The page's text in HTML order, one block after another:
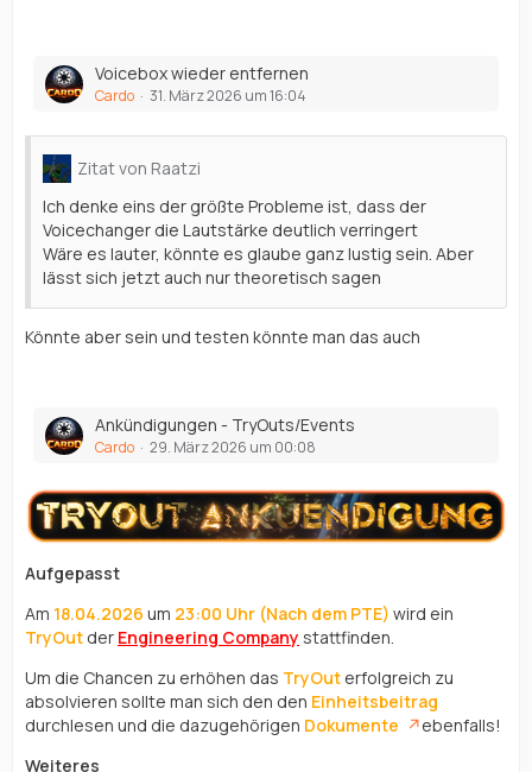
Voicebox wieder entfernen
Cardo 31. März 2026 um 16:04
Zitat von Raatzi
Ich denke eins der größte Probleme ist, dass der
Voicechanger die Lautstärke deutlich verringert
Wäre es lauter, könnte es glaube ganz lustig sein. Aber
lässt sich jetzt auch nur theoretisch sagen
Könnte aber sein und testen könnte man das auch
Ankündigungen - TryOuts/Events
Cardo 29. März 2026 um 00:08
Aufgepasst
Am 18.04.2026 um 23:00 Uhr (Nach dem PTE) wird ein
TryOut der Engineering Company stattfinden.
Um die Chancen zu erhöhen das TryOut erfolgreich zu
absolvieren sollte man sich den den Einheitsbeitrag
durchlesen und die dazugehörigen Dokumente
ebenfalls!
Weiteres